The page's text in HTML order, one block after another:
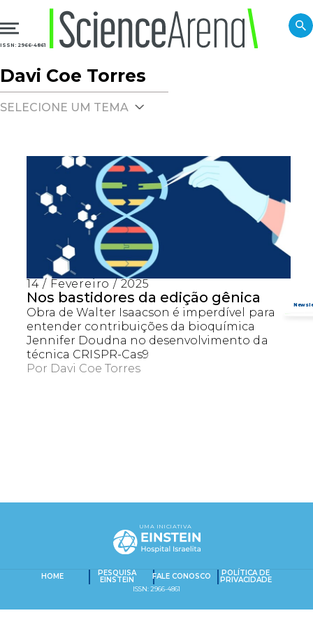
PESQUISAR NO CONTEÚDO
ISSN: 2966-4861
Davi Coe Torres
SELECIONE UM TEMA
14 / Fevereiro / 2025
Nos bastidores da edição gênica
Obra de Walter Isaacson é imperdível para
entender contribuições da bioquímica
Jennifer Doudna no desenvolvimento da
técnica CRISPR-Cas9
Por Davi Coe Torres
HOME PESQUISA
EINSTEIN FALE CONOSCO POLÍTICA DE
PRIVACIDADE
ISSN: 2966-4861
UMA INICIATIVA